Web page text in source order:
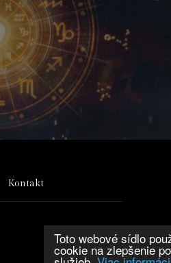
Toto webové sídlo
cookie na zlepšenie
Kontakt